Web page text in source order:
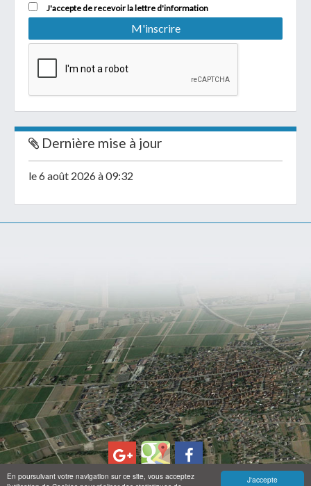
J'accepte
En poursuivant votre navigation sur ce site, vous acceptez
J'accepte de recevoir la lettre d'information
Dernière mise à jour
le 6 août 2026 à 09:32
© 2026 - France Création -Mentions légales